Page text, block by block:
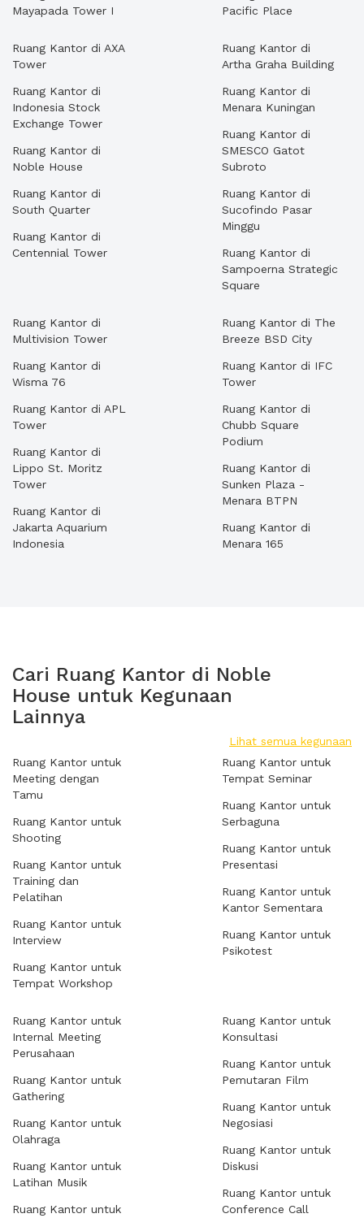
Mayapada Tower I
Pacific Place
Ruang Kantor di AXA
Tower
Ruang Kantor di
Indonesia Stock
Exchange Tower
Ruang Kantor di
Noble House
Ruang Kantor di
South Quarter
Ruang Kantor di
Centennial Tower
Ruang Kantor di
Artha Graha Building
Ruang Kantor di
Menara Kuningan
Ruang Kantor di
SMESCO Gatot
Subroto
Ruang Kantor di
Sucofindo Pasar
Minggu
Ruang Kantor di
Sampoerna Strategic
Square
Ruang Kantor di
Multivision Tower
Ruang Kantor di
Wisma 76
Ruang Kantor di APL
Tower
Ruang Kantor di
Lippo St. Moritz
Tower
Ruang Kantor di
Jakarta Aquarium
Indonesia
Ruang Kantor di The
Breeze BSD City
Ruang Kantor di IFC
Tower
Ruang Kantor di
Chubb Square
Podium
Ruang Kantor di
Sunken Plaza -
Menara BTPN
Ruang Kantor di
Menara 165
Cari Ruang Kantor di Noble
House untuk Kegunaan
Lainnya
Lihat semua kegunaan
Ruang Kantor untuk
Meeting dengan
Tamu
Ruang Kantor untuk
Shooting
Ruang Kantor untuk
Training dan
Pelatihan
Ruang Kantor untuk
Interview
Ruang Kantor untuk
Tempat Workshop
Ruang Kantor untuk
Tempat Seminar
Ruang Kantor untuk
Serbaguna
Ruang Kantor untuk
Presentasi
Ruang Kantor untuk
Kantor Sementara
Ruang Kantor untuk
Psikotest
Ruang Kantor untuk
Internal Meeting
Perusahaan
Ruang Kantor untuk
Gathering
Ruang Kantor untuk
Olahraga
Ruang Kantor untuk
Latihan Musik
Ruang Kantor untuk
Ruang Kantor untuk
Konsultasi
Ruang Kantor untuk
Pemutaran Film
Ruang Kantor untuk
Negosiasi
Ruang Kantor untuk
Diskusi
Ruang Kantor untuk
Conference Call